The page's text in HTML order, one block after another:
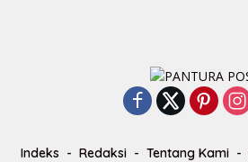
Indeks Redaksi Tentang Kami